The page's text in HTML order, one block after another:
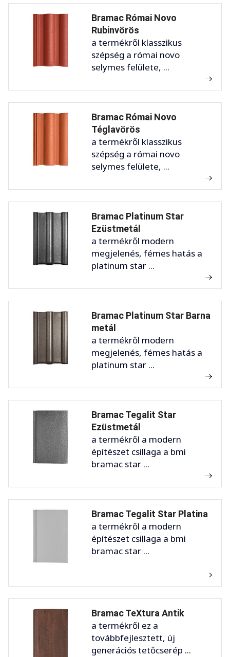
Bramac Római Novo
Rubinvörös
a termékről klasszikus
szépség a római novo
selymes felülete, ...
Bramac Római Novo
Téglavörös
a termékről klasszikus
szépség a római novo
selymes felülete, ...
Bramac Platinum Star
Ezüstmetál
a termékről modern
megjelenés, fémes hatás a
platinum star ...
Bramac Platinum Star Barna
metál
a termékről modern
megjelenés, fémes hatás a
platinum star ...
Bramac Tegalit Star
Ezüstmetál
a termékről a modern
építészet csillaga a bmi
bramac star ...
Bramac Tegalit Star Platina
a termékről a modern
építészet csillaga a bmi
bramac star ...
Bramac TeXtura Antik
a termékről ez a
továbbfejlesztett, új
generációs tetőcserép ...